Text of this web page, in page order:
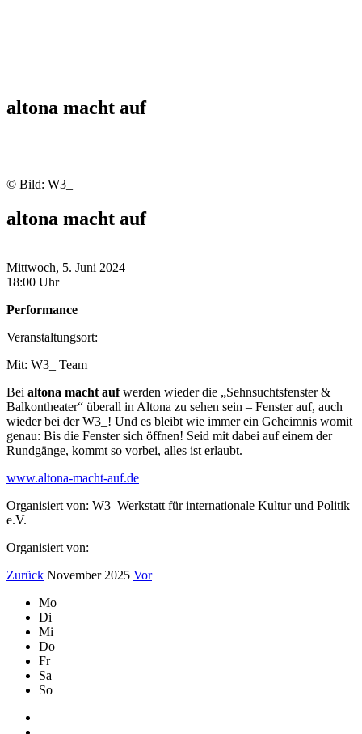
altona macht auf
© Bild: W3_
altona macht auf
Mittwoch, 5. Juni 2024
18:00 Uhr
Performance
Veranstaltungsort:
Mit: W3_ Team
Bei altona macht aufwerden wieder die „Sehnsuchtsfenster &
Balkontheater“ überall in Altona zu sehen sein – Fenster auf, auch
wieder bei der W3_! Und es bleibt wie immer ein Geheimnis womit
genau: Bis die Fenster sich öffnen! Seid mit dabei auf einem der
Rundgänge, kommt so vorbei, alles ist erlaubt.
www.altona-macht-auf.de
Organisiert von: W3_Werkstatt für internationale Kultur und Politik
e.V.
Organisiert von:
Zurück November 2025 Vor
Mo
Di
Mi
Do
Fr
Sa
So